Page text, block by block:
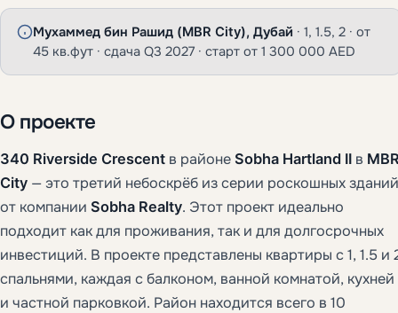
Мухаммед бин Рашид (MBR City), Дубай · 1, 1.5, 2 · от
45 кв.фут · сдача Q3 2027 · старт от 1 300 000 AED
О проекте
340 Riverside Crescent в районе Sobha Hartland II в
City — это третий небоскрёб из серии роскошных зданий
от компании Sobha Realty. Этот проект идеально
подходит как для проживания, так и для долгосрочных
инвестиций. В проекте представлены квартиры с 1, 1.5 и
спальнями, каждая с балконом, ванной комнатой, кухней
и частной парковкой. Район находится всего в 10